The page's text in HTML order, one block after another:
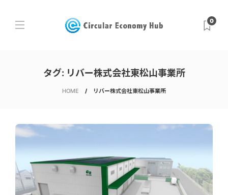
0
タグ: リバー株式会社東松山事業所
HOME リバー株式会社東松山事業所